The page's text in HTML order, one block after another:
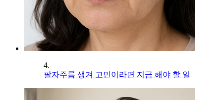
4.
팔자주름 생겨 고민이라면 지금 해야 할 일